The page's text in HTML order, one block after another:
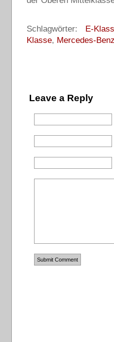
Schlagwörter: E-
Klasse, Mercedes-
Leave a Reply